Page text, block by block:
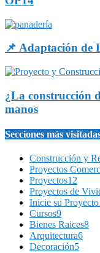
📌 Adaptación de
¿La construcción
manos
Secciones más
Construcción y
Proyectos
Proyectos12
Proyectos de
Inicie su Proyecto
Cursos9
Bienes Raices8
Arquitectura6
Decoración5